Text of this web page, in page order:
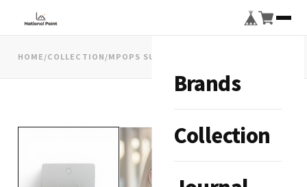
Brands
Collection
HOME/COLLECTION/MPOPS SURGICAL STICK BALL ピアス